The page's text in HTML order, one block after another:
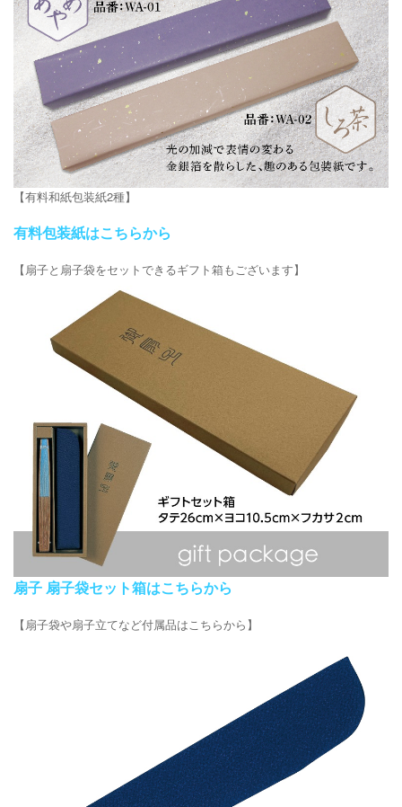
【有料和紙包装紙2種】
有料包装紙はこちらから
【扇子と扇子袋をセットできるギフト箱もございます】
扇子 扇子袋セット箱はこちらから
【扇子袋や扇子立てなど付属品はこちらから】